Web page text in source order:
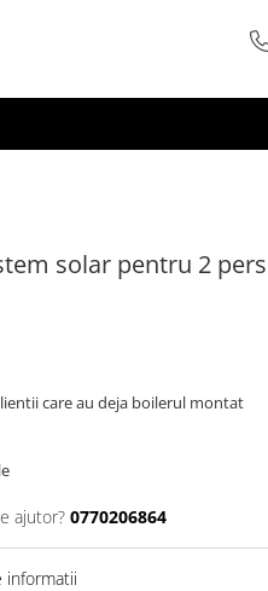
solar pentru 2
care au deja boilerul montat
ajutor? 0770206864
informatii